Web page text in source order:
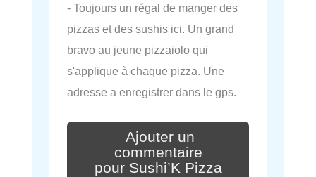
- Toujours un régal de manger des
pizzas et des sushis ici. Un grand
bravo au jeune pizzaiolo qui
s'applique à chaque pizza. Une
adresse a enregistrer dans le gps.
Ajouter un
commentaire
pour Sushi’K Pizza